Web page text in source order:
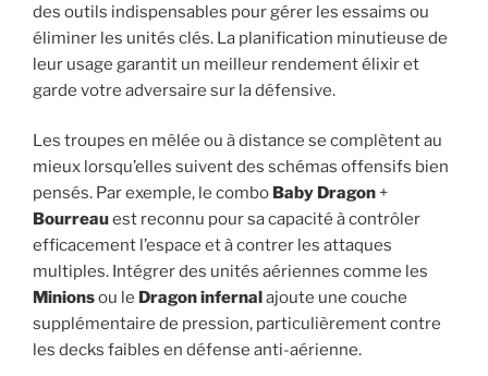
des outils indispensables pour gérer les essaims ou
éliminer les unités clés. La planification minutieuse de
leur usage garantit un meilleur rendement élixir et
garde votre adversaire sur la défensive.
Les troupes en mêlée ou à distance se complètent au
mieux lorsqu’elles suivent des schémas offensifs bien
pensés. Par exemple, le combo Baby Dragon +
Bourreauest reconnu pour sa capacité à contrôler
efficacement l’espace et à contrer les attaques
multiples. Intégrer des unités aériennes comme les
Minionsou le Dragon infernalajoute une couche
supplémentaire de pression, particulièrement contre
les decks faibles en défense anti-aérienne.